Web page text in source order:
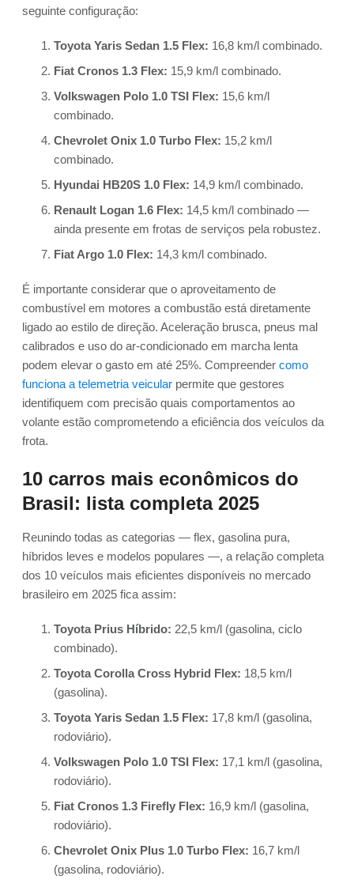
seguinte configuração:
Toyota Yaris Sedan 1.5 Flex: 16,8 km/l combinado.
Fiat Cronos 1.3 Flex: 15,9 km/l combinado.
Volkswagen Polo 1.0 TSI Flex: 15,6 km/l
combinado.
Chevrolet Onix 1.0 Turbo Flex: 15,2 km/l
combinado.
Hyundai HB20S 1.0 Flex: 14,9 km/l combinado.
Renault Logan 1.6 Flex: 14,5 km/l combinado —
ainda presente em frotas de serviços pela robustez.
Fiat Argo 1.0 Flex: 14,3 km/l combinado.
É importante considerar que o aproveitamento de
combustível em motores a combustão está diretamente
ligado ao estilo de direção. Aceleração brusca, pneus mal
calibrados e uso do ar-condicionado em marcha lenta
podem elevar o gasto em até 25%. Compreender como
funciona a telemetria veicular permite que gestores
identifiquem com precisão quais comportamentos ao
volante estão comprometendo a eficiência dos veículos da
frota.
10 carros mais econômicos do
Brasil: lista completa 2025
Reunindo todas as categorias — flex, gasolina pura,
híbridos leves e modelos populares —, a relação completa
dos 10 veículos mais eficientes disponíveis no mercado
brasileiro em 2025 fica assim:
Toyota Prius Híbrido: 22,5 km/l (gasolina, ciclo
combinado).
Toyota Corolla Cross Hybrid Flex: 18,5 km/l
(gasolina).
Toyota Yaris Sedan 1.5 Flex: 17,8 km/l (gasolina,
rodoviário).
Volkswagen Polo 1.0 TSI Flex: 17,1 km/l (gasolina,
rodoviário).
Fiat Cronos 1.3 Firefly Flex: 16,9 km/l (gasolina,
rodoviário).
Chevrolet Onix Plus 1.0 Turbo Flex: 16,7 km/l
(gasolina, rodoviário).